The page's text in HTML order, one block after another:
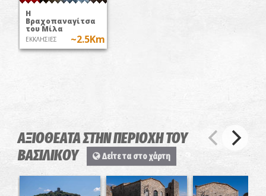
Η
Βραχοπαναγίτσα
του Μίλα
ΕΚΚΛΗΣΙΕΣ ~2.5Km
ΑΞΙΟΘΕΑΤΑ ΣΤΗΝ ΠΕΡΙΟΧΗ ΤΟΥ
ΒΑΣΙΛΙΚΟΥ
Δείτε τα στο χάρτη